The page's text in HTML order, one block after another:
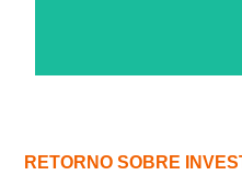
RETORNO SOBRE